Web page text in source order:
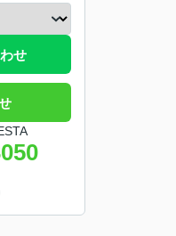
せ